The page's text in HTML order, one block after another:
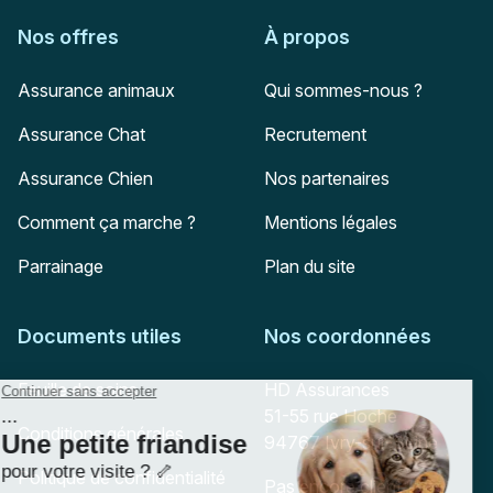
Nos offres
Assurance animaux
Assurance Chat
Assurance Chien
Comment ça marche ?
Parrainage
À propos
Qui sommes-nous ?
Recrutement
Nos partenaires
Mentions légales
Plan du site
Documents utiles
Feuille de soins
Conditions générales
Politique de confidentialité
Nos coordonnées
Adresse postale
HD Assurances
51-55 rue Hoche
94767 Ivry-sur-Seine
Pas encore client ?